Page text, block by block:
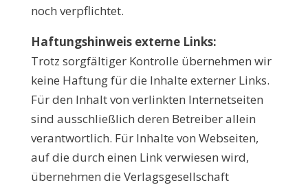
noch verpflichtet.
Haftungshinweis externe Links:
Trotz sorgfältiger Kontrolle übernehmen wir
keine Haftung für die Inhalte externer Links.
Für den Inhalt von verlinkten Internetseiten
sind ausschließlich deren Betreiber allein
verantwortlich. Für Inhalte von Webseiten,
auf die durch einen Link verwiesen wird,
übernehmen die Verlagsgesellschaft